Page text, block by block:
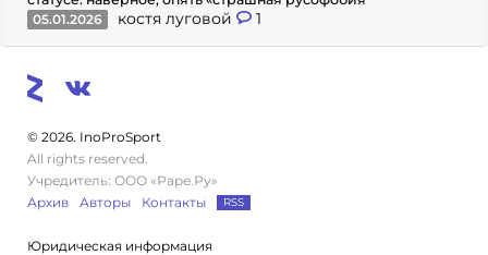
05.01.2026
костя луговой 1
© 2026. InoProSport
All rights reserved.
Учредитель: ООО «Раре.Ру»
Архив
Авторы Контакты RSS
Юридическая информация